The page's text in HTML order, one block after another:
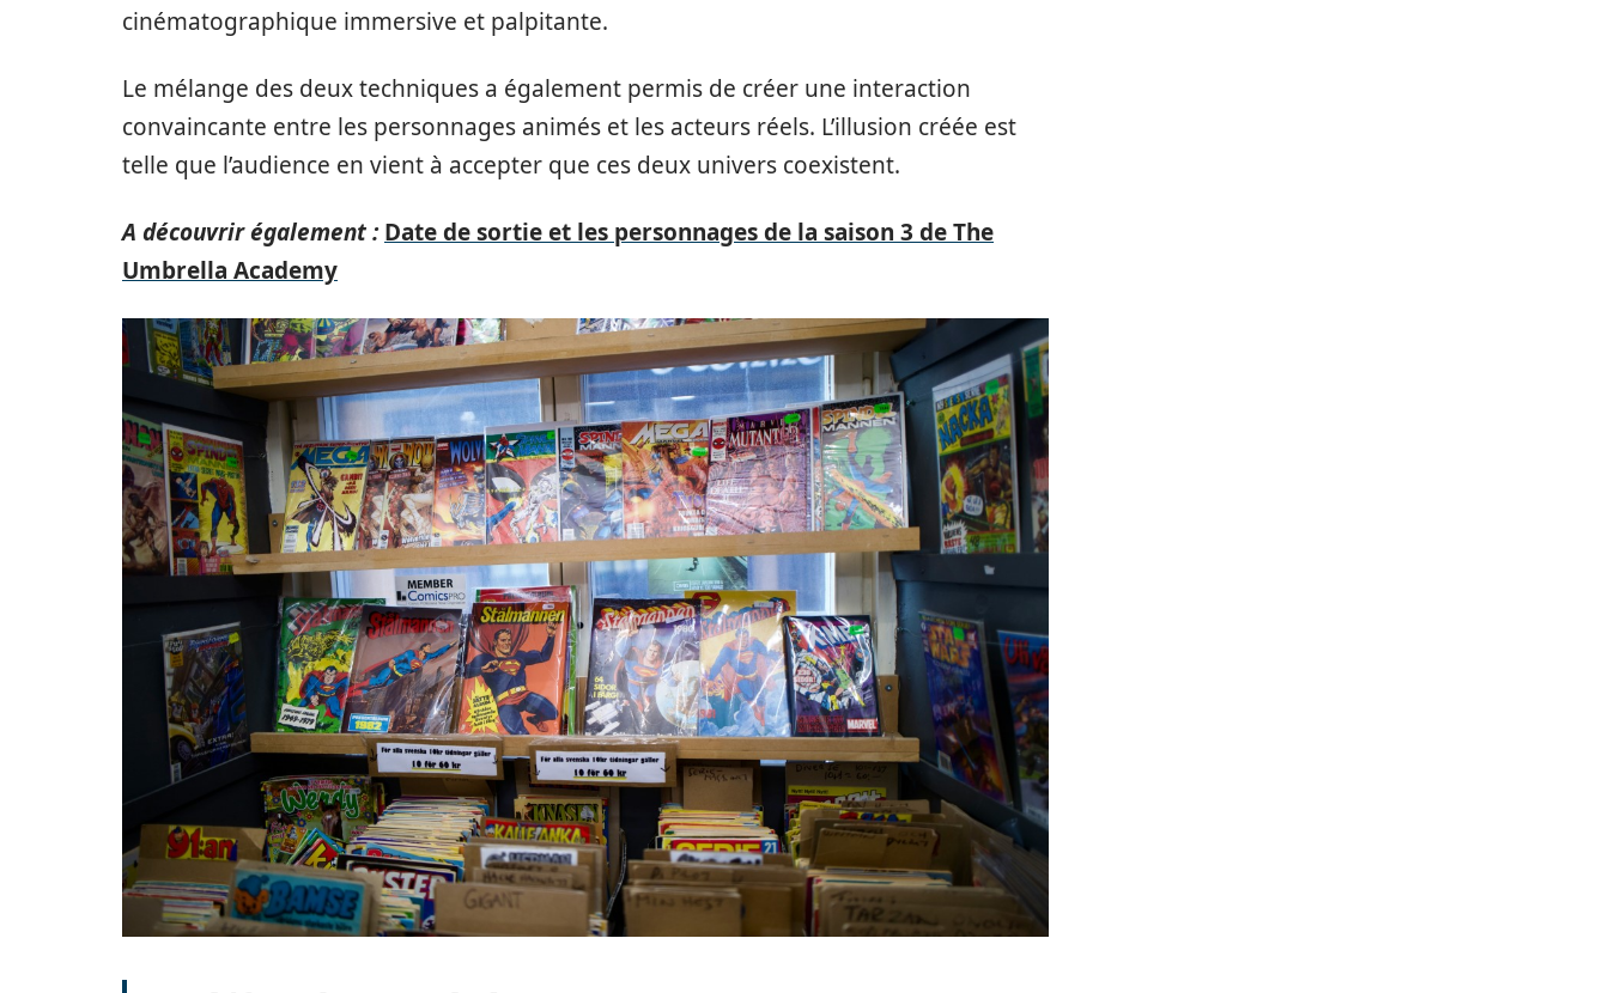
cinématographique immersive et palpitante.
Le mélange des deux techniques a également permis de créer une interaction
convaincante entre les personnages animés et les acteurs réels. L’illusion créée est
telle que l’audience en vient à accepter que ces deux univers coexistent.
A découvrir également : Date de sortie et les personnages de la saison 3 de The
Umbrella Academy